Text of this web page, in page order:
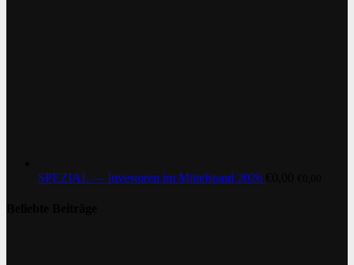
SPEZIAL — Investoren im Mittelstand 2026